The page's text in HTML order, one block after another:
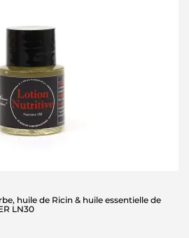
huile de Ricin & huile essentielle de
LN30